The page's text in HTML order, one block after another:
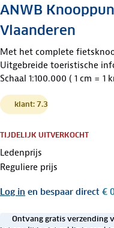
ANWB
Vlaanderen
Met het complete
Uitgebreide toeristische
Schaal 1:100.000 ( 1 cm = 1
klant: 7.3
TIJDELIJK UITVERKOCHT
Ledenprijs
Reguliere prijs
Log in en bespaar direct €
Ontvang gratis verzending